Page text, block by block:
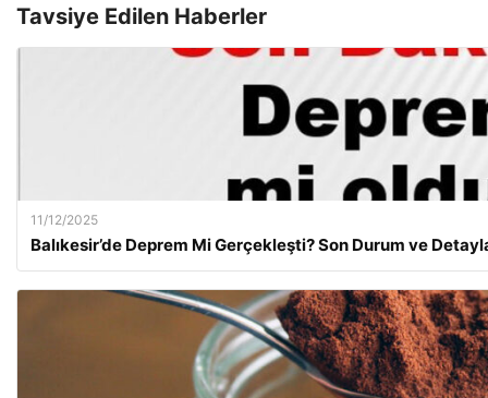
Tavsiye Edilen Haberler
11/12/2025
Balıkesir’de Deprem Mi Gerçekleşti? Son Durum ve